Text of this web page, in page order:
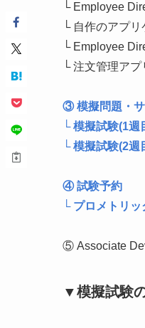
└ Employee
└ 自作のアプ
└ Employee
└ 注文管理ア
③ 模擬問題・
└ 模擬試験(1週
└ 模擬試験(2週
④ 試験予約
└ プロメトリ
⑤ Associate
▼模擬試験